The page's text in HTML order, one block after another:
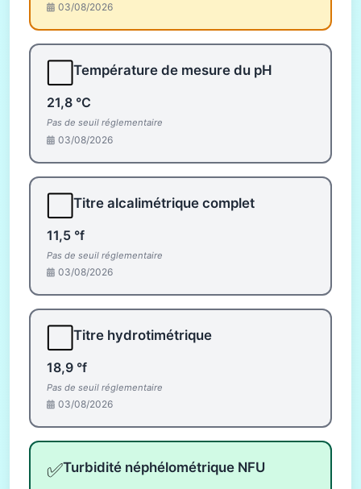
03/08/2026
Température de mesure du pH
21,8 °C
Pas de seuil réglementaire
03/08/2026
Titre alcalimétrique complet
11,5 °f
Pas de seuil réglementaire
03/08/2026
Titre hydrotimétrique
18,9 °f
Pas de seuil réglementaire
03/08/2026
✅Turbidité néphélométrique NFU